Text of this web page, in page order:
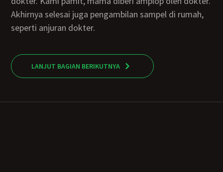
Akhirnya selesai juga pengambilan sampel di rumah,
seperti anjuran dokter.
LANJUT BAGIAN BERIKUTNYA